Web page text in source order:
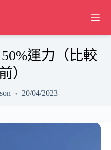
運力（比較
）
20/04/2023